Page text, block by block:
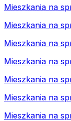
Mieszkania na
Mieszkania na
Mieszkania na
Mieszkania na
Mieszkania na
Mieszkania na
Mieszkania na